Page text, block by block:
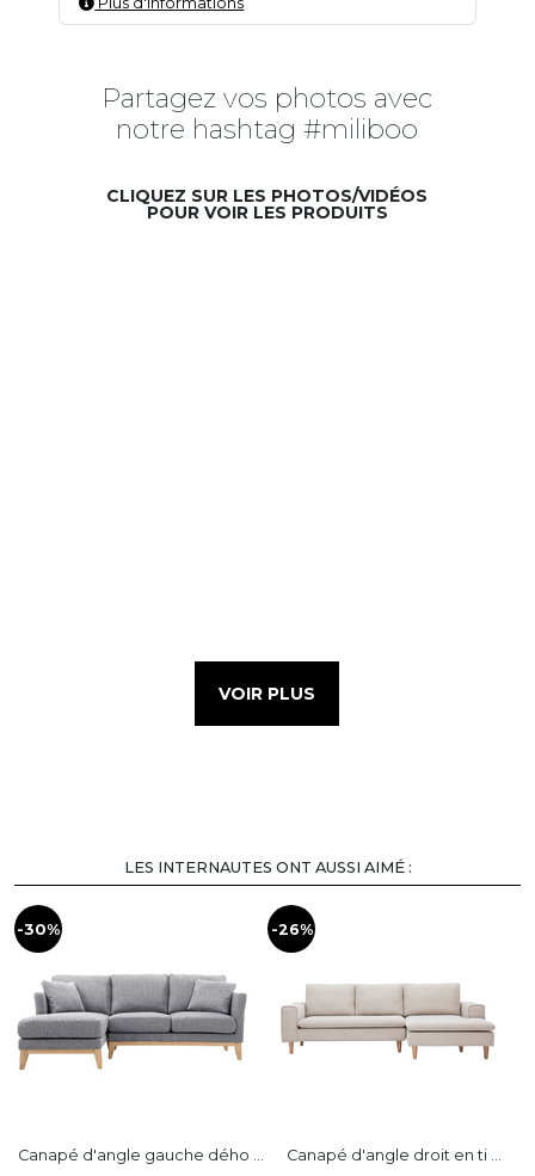
Partagez vos photos avec
notre hashtag #miliboo
CLIQUEZ SUR LES PHOTOS/VIDÉOS
POUR VOIR LES PRODUITS
VOIR PLUS
LES INTERNAUTES ONT AUSSI AIMÉ :
-30%
Canapé d'angle gauche dého ...
-26%
Canapé d'angle droit en ti ...